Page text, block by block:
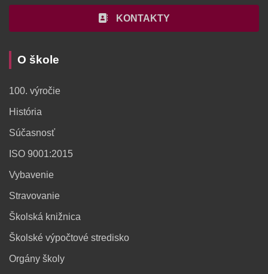
KONTAKTY
O škole
100. výročie
História
Súčasnosť
ISO 9001:2015
Vybavenie
Stravovanie
Školská knižnica
Školské výpočtové stredisko
Orgány školy